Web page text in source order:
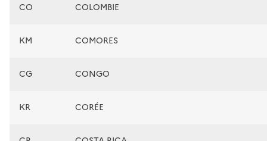
CO COLOMBIE
KM COMORES
CG CONGO
KR CORÉE